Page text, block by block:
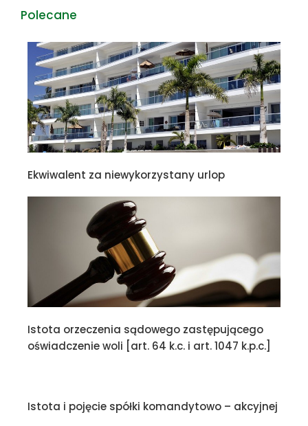
Polecane
Ekwiwalent za niewykorzystany urlop
Istota orzeczenia sądowego zastępującego
oświadczenie woli [art. 64 k.c. i art. 1047 k.p.c.]
Istota i pojęcie spółki komandytowo – akcyjnej